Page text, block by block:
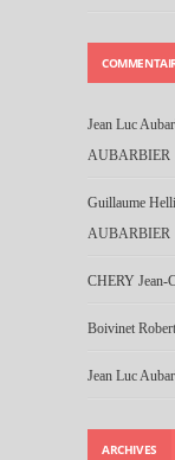
Jean Luc
AUBARBIER
Guillaume
AUBARBIER
CHERY Jean-
Boivinet Robert
Jean Luc
ARCHIVES